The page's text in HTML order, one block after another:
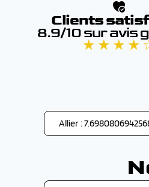
Clients
8.9/10 sur avis
★ ★ ★ ★
Allier :